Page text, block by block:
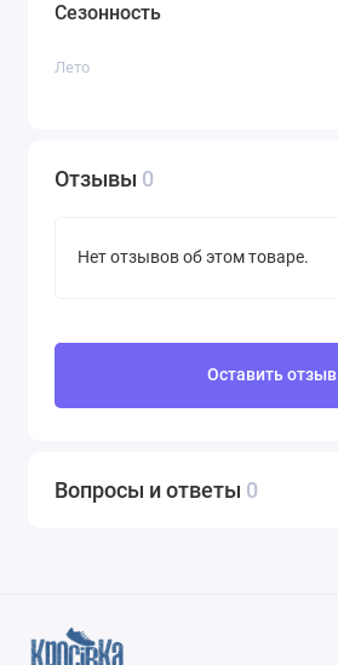
Сезонность
Лето
Отзывы 0
Нет отзывов об этом товаре.
Оставить отзыв
Вопросы и ответы 0